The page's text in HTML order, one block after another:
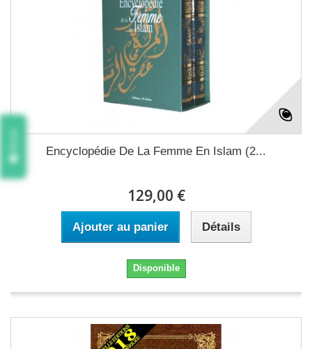
Encyclopédie De La Femme En Islam (2...
129,00 €
Ajouter au panier Détails
Disponible